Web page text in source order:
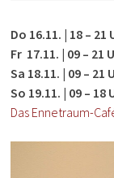
Do 16.11. | 18 – 21
Fr 17.11. | 09 – 21
Sa 18.11. | 09 – 21
So 19.11. | 09 – 18
Das Ennetraum-